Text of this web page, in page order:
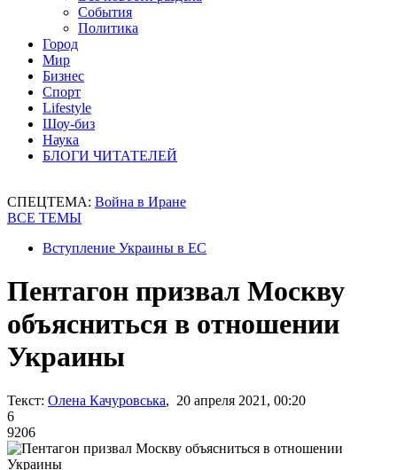
События
Политика
Город
Мир
Бизнес
Спорт
Lifestyle
Шоу-биз
Наука
БЛОГИ ЧИТАТЕЛЕЙ
СПЕЦТЕМА: Война в Иране
ВСЕ ТЕМЫ
Вступление Украины в ЕС
Пентагон призвал Москву
объясниться в отношении
Украины
Текст: Олена Качуровська, 20 апреля 2021, 00:20
6
9206